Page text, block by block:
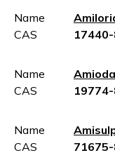
Name
CAS
Name
CAS
Name
CAS